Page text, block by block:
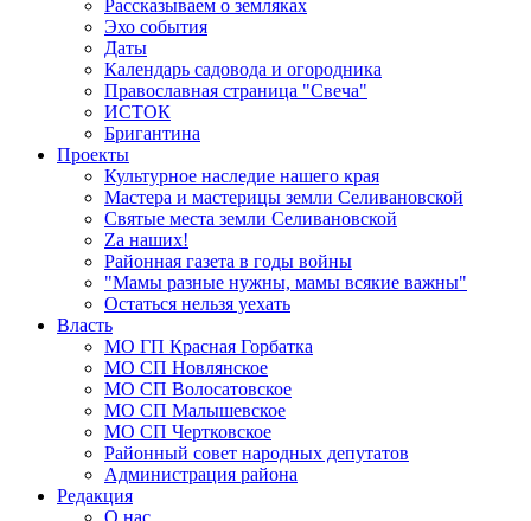
Рассказываем о земляках
Эхо события
Даты
Календарь садовода и огородника
Православная страница "Свеча"
ИСТОК
Бригантина
Проекты
Культурное наследие нашего края
Мастера и мастерицы земли Селивановской
Святые места земли Селивановской
Zа наших!
Районная газета в годы войны
"Мамы разные нужны, мамы всякие важны"
Остаться нельзя уехать
Власть
МО ГП Красная Горбатка
МО СП Новлянское
МО СП Волосатовское
МО СП Малышевское
МО СП Чертковское
Районный совет народных депутатов
Администрация района
Редакция
О нас